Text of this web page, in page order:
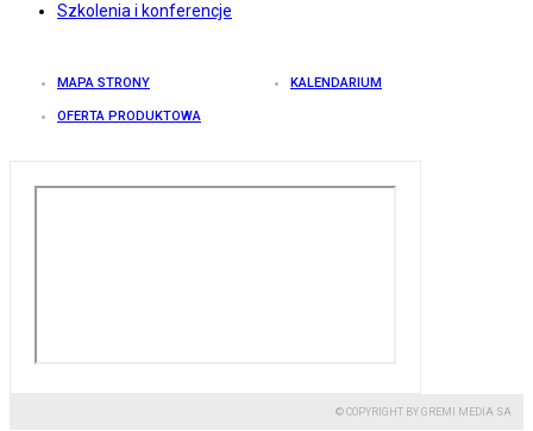
Szkolenia i konferencje
MAPA STRONY KALENDARIUM
OFERTA PRODUKTOWA
© COPYRIGHT BY GREMI MEDIA SA